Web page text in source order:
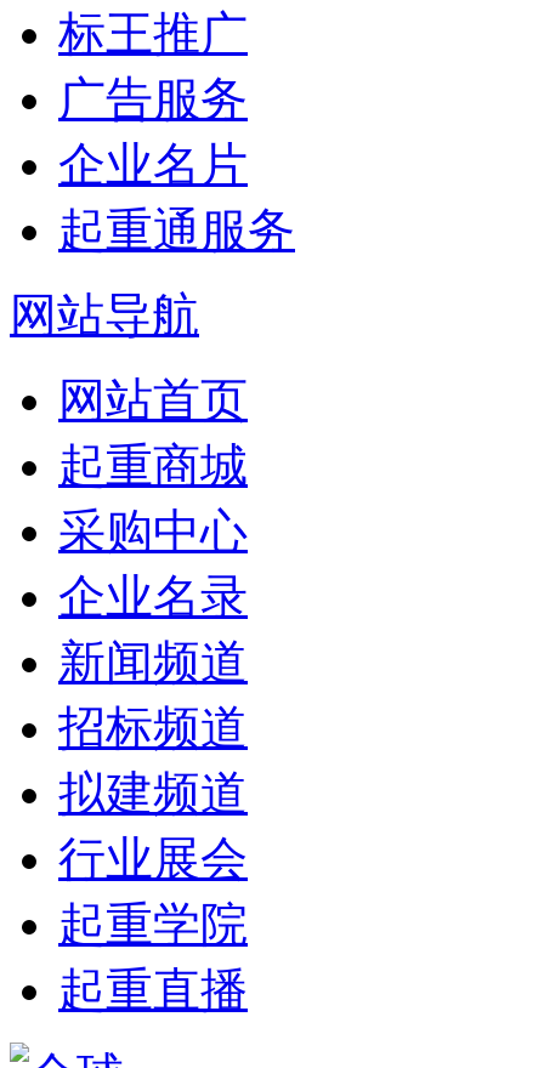
标王推广
广告服务
企业名片
起重通服务
网站导航
网站首页
起重商城
采购中心
企业名录
新闻频道
招标频道
拟建频道
行业展会
起重学院
起重直播